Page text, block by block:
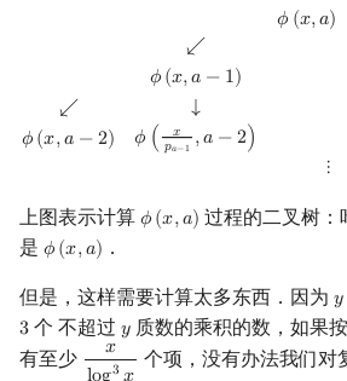
𝜙 (𝑥,𝑎)
↙
𝜙(𝑥,𝑎 − 1)
↙
↓
𝜙(𝑥,𝑎 −2) 𝜙 ( 𝑥
𝑝𝑎−1 ,𝑎 −2)
⋮
↙ ↓↓↘
上图表示计算 𝜙(𝑥,𝑎)
ϕ (x,a)
过程的二叉树：
是 𝜙(𝑥,𝑎)
ϕ (x,a) ．
但是，这样需要计算太多东西．因为 𝑦
y
3
3 个 不超过 𝑦
y质数的乘积的数，如果
有至少
𝑥
3
xlog3x 个项，没有办法我们对